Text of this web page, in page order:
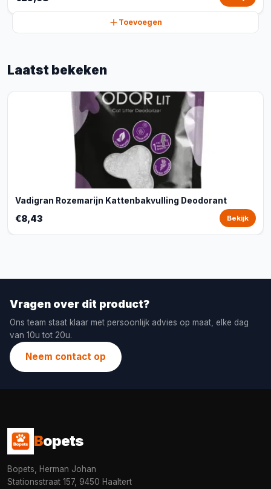
Toevoegen
Laatst bekeken
Vadigran Rozemarijn Kattenbakvulling Deodorant
€8,43 Bekijk
Vragen over dit product?
Ons team staat klaar met persoonlijk advies op maat, elke dag
van 10u tot 20u.
Neem contact op
Bopets
Bopets, Herman Johan
Stationsstraat 157, 9450 Haaltert